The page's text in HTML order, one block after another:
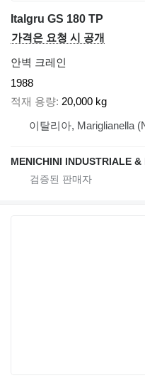
Italgru GS 180 TP
가격은 요청 시 공개
안벽 크레인
1988
적재 용량 20,000 kg
이탈리아, Mariglianella
MENICHINI INDUSTRIALE &